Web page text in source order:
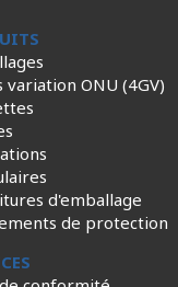
variation ONU (4GV)
d'emballage
de protection